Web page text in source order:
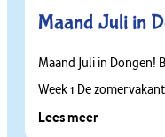
Maand Juli in
Maand Juli in Dongen!
Week 1 De
Lees meer